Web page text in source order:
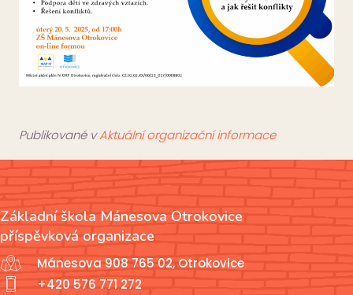
Publikované vAktuální organizační informace
Základní škola Mánesova Otrokovice
příspěvková organizace
Mánesova 908 765 02, Otrokovice
+420 576 771 272